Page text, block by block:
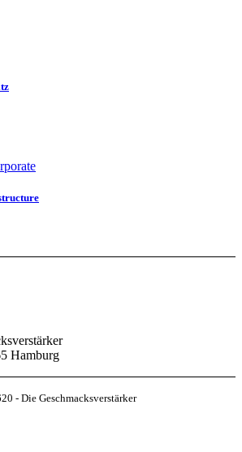
Hamburg
- Die Geschmacksverstärker